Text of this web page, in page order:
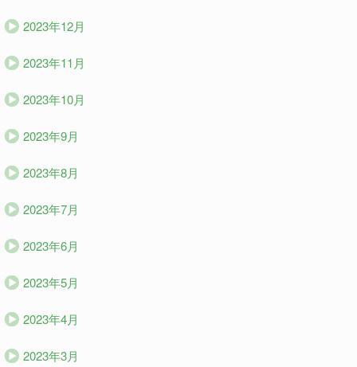
2023年12月
2023年11月
2023年10月
2023年9月
2023年8月
2023年7月
2023年6月
2023年5月
2023年4月
2023年3月